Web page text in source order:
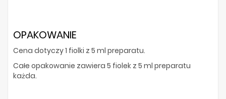
OPAKOWANIE
Cena dotyczy 1 fiolki z 5 ml preparatu.
Całe opakowanie zawiera 5 fiolek z 5 ml preparatu
każda.